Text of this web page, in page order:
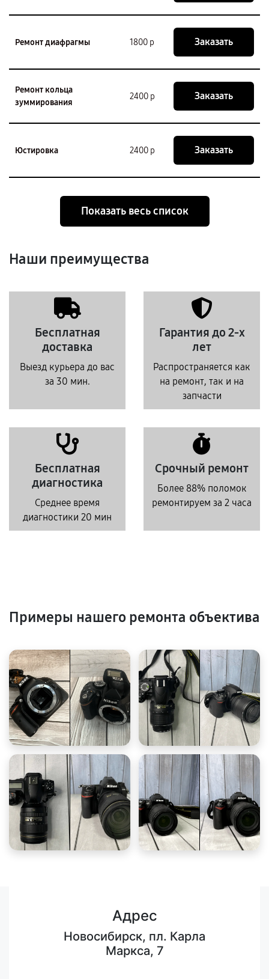
Ремонт диафрагмы 1800 р Заказать
Ремонт кольца
зуммирования
2400 р Заказать
Юстировка 2400 р Заказать
Показать весь список
Наши преимущества
Бесплатная
доставка
Выезд курьера до вас
за 30 мин.
Гарантия до 2-х
лет
Распространяется как
на ремонт, так и на
запчасти
Бесплатная
диагностика
Среднее время
диагностики 20 мин
Срочный ремонт
Более 88% поломок
ремонтируем за 2 часа
Примеры нашего ремонта объектива
Адрес
Новосибирск, пл. Карла
Маркса, 7